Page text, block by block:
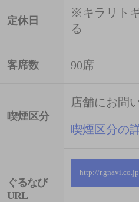
定休日
※キラリト
る
客席数 90席
喫煙区分
店舗にお問
喫煙区分の
ぐるなび
URL
http://